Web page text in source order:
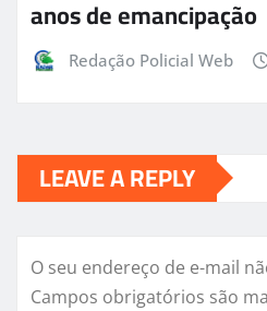
anos de emancipação
Redação Policial Web
LEAVE A REPLY
O seu endereço de e-mail
Campos obrigatórios são